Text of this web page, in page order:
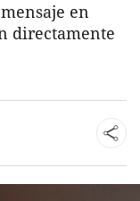
en
directamente